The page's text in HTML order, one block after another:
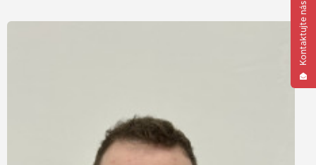
Kontaktujte nás